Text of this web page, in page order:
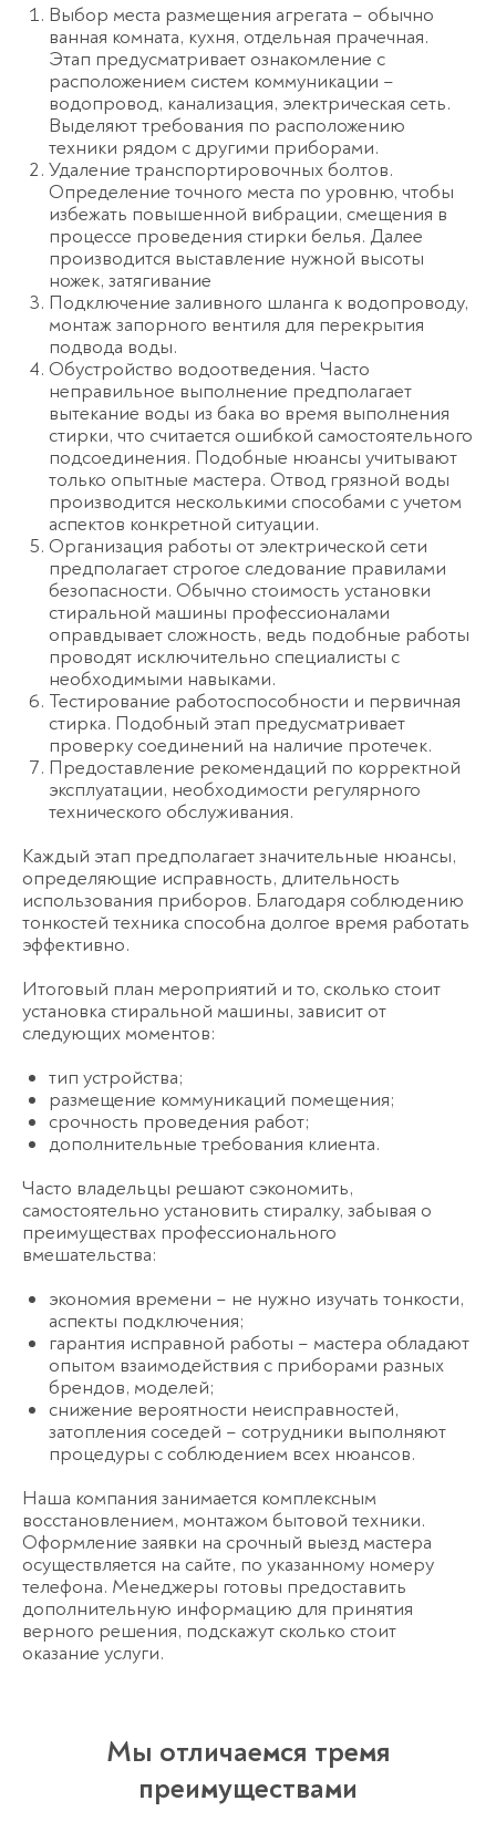
Выбор места размещения агрегата – обычно
ванная комната, кухня, отдельная прачечная.
Этап предусматривает ознакомление с
расположением систем коммуникации –
водопровод, канализация, электрическая сеть.
Выделяют требования по расположению
техники рядом с другими приборами.
Удаление транспортировочных болтов.
Определение точного места по уровню, чтобы
избежать повышенной вибрации, смещения в
процессе проведения стирки белья. Далее
производится выставление нужной высоты
ножек, затягивание
Подключение заливного шланга к водопроводу,
монтаж запорного вентиля для перекрытия
подвода воды.
Обустройство водоотведения. Часто
неправильное выполнение предполагает
вытекание воды из бака во время выполнения
стирки, что считается ошибкой самостоятельного
подсоединения. Подобные нюансы учитывают
только опытные мастера. Отвод грязной воды
производится несколькими способами с учетом
аспектов конкретной ситуации.
Организация работы от электрической сети
предполагает строгое следование правилами
безопасности. Обычно стоимость установки
стиральной машины профессионалами
оправдывает сложность, ведь подобные работы
проводят исключительно специалисты с
необходимыми навыками.
Тестирование работоспособности и первичная
стирка. Подобный этап предусматривает
проверку соединений на наличие протечек.
Предоставление рекомендаций по корректной
эксплуатации, необходимости регулярного
технического обслуживания.
Каждый этап предполагает значительные нюансы,
определяющие исправность, длительность
использования приборов. Благодаря соблюдению
тонкостей техника способна долгое время работать
эффективно.
Итоговый план мероприятий и то, сколько стоит
установка стиральной машины, зависит от
следующих моментов:
тип устройства;
размещение коммуникаций помещения;
срочность проведения работ;
дополнительные требования клиента.
Часто владельцы решают сэкономить,
самостоятельно установить стиралку, забывая о
преимуществах профессионального
вмешательства:
экономия времени – не нужно изучать тонкости,
аспекты подключения;
гарантия исправной работы – мастера обладают
опытом взаимодействия с приборами разных
брендов, моделей;
снижение вероятности неисправностей,
затопления соседей – сотрудники выполняют
процедуры с соблюдением всех нюансов.
Наша компания занимается комплексным
восстановлением, монтажом бытовой техники.
Оформление заявки на срочный выезд мастера
осуществляется на сайте, по указанному номеру
телефона. Менеджеры готовы предоставить
дополнительную информацию для принятия
верного решения, подскажут сколько стоит
оказание услуги.
Мы отличаемся тремя
преимуществами